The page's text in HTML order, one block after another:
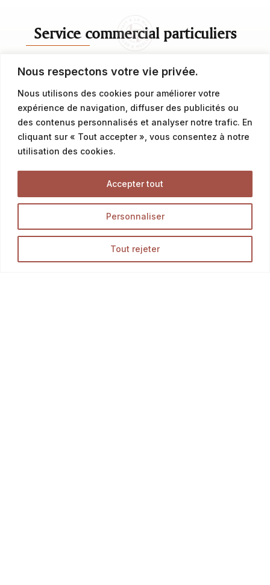
Nous respectons votre vie privée.
Nous utilisons des cookies pour améliorer votre
expérience de navigation, diffuser des publicités ou
des contenus personnalisés et analyser notre trafic. En
cliquant sur « Tout accepter », vous consentez à notre
utilisation des cookies.
Personnaliser
Tout rejeter
Accepter tout
Service commercial particuliers
contact@latalemelerie.com
04 76 43 20 09
Service commercial professionnels
commercial@latalemelerie.com
04 76 43 20 09
Accueil